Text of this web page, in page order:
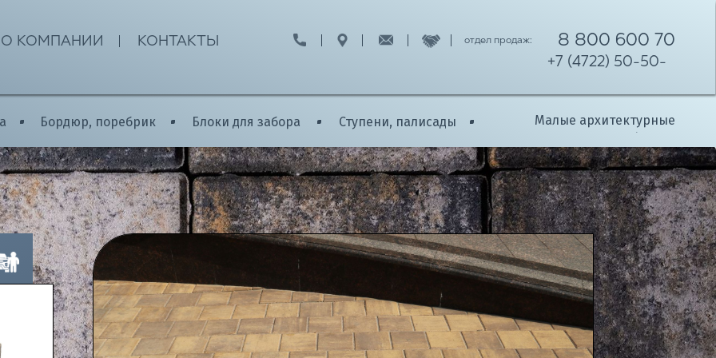
О КОМПАНИИ КОНТАКТЫ
РЕКОМЕНДАЦИИ ПО УКЛАДКЕ ТРОТУАРНОЙ ПЛИТКИ
МОНТАЖ И ЭКСПЛУАТАЦИЯ БОРТОВОГО КАМНЯ
МОНТАЖ И ЭКСПЛУАТАЦИЯ СТУПЕНЕЙ
+7 (4722) 50-50-
отдел продаж:
8 800 600 70
11
РЕКОМЕНДАЦИИ ПО БЛОКАМ ДЛЯ ЗАБОРА
РЕКОМЕНДАЦИИ ПО ВАЗОНАМ
И ДИЗАЙНЕРАМ РЕКОМЕНДАЦИИ ПО ПАЛИСАДАМ
Малые архитектурные
формы
Ступени, палисады
Блоки для забора
Бордюр, поребрик